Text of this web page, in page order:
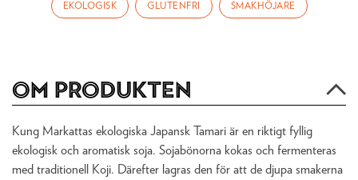
EKOLOGISK GLUTENFRI SMAKHÖJARE
Om produkten
Kung Markattas ekologiska Japansk Tamari är en riktigt fyllig
ekologisk och aromatisk soja. Sojabönorna kokas och fermenteras
med traditionell Koji. Därefter lagras den för att de djupa smakerna